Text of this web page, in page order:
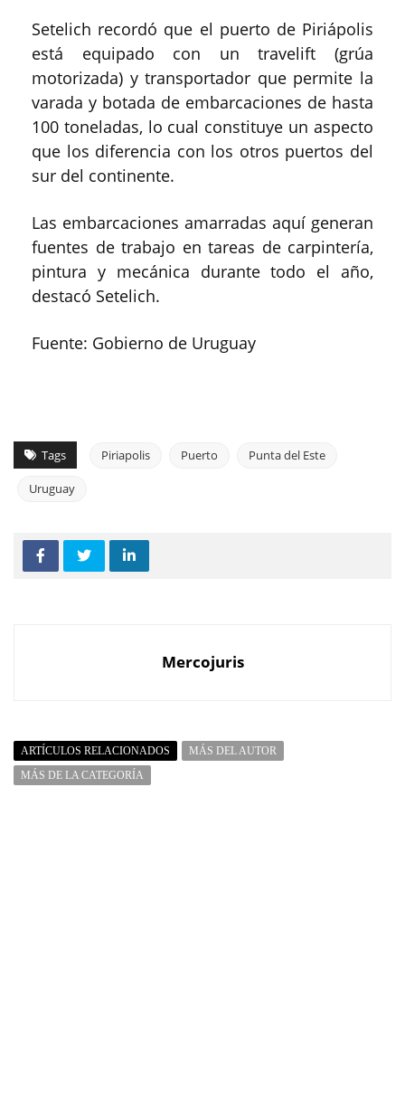
Setelich recordó que el puerto de Piriápolis
está equipado con un travelift (grúa
motorizada) y transportador que permite la
varada y botada de embarcaciones de hasta
100 toneladas, lo cual constituye un aspecto
que los diferencia con los otros puertos del
sur del continente.
Las embarcaciones amarradas aquí generan
fuentes de trabajo en tareas de carpintería,
pintura y mecánica durante todo el año,
destacó Setelich.
Fuente: Gobierno de Uruguay
Tags Piriapolis Puerto Punta del Este
Uruguay
Mercojuris
ARTÍCULOS RELACIONADOS
MÁS DEL AUTOR
MÁS DE LA CATEGORÍA